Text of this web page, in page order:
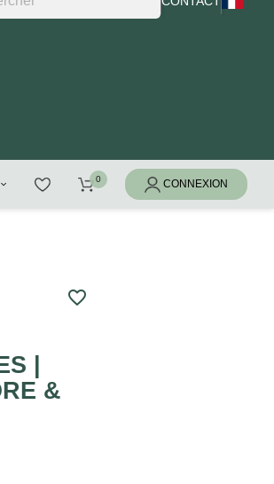
favorite_border
|
&